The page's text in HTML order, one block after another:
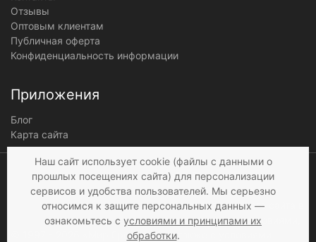
Отзывы
Оптовым клиентам
Публичная оферта
Конфиденциальность информации
Приложения
Блог
Карта сайта
© 1997 - 2026 «Мир брюк»
Мы получаем и
обрабатываем
персональные данные
посетителей нашего сайта в
соответствии сусловиями
а также c
Наш сайт использует cookie (файлы с данными о
прошлых посещениях сайта) для персонализации
сервисов и удобства пользователей. Мы серьезно
относимся к защите персональных данных —
ознакомьтесь с условиями и принципами их
обработки.